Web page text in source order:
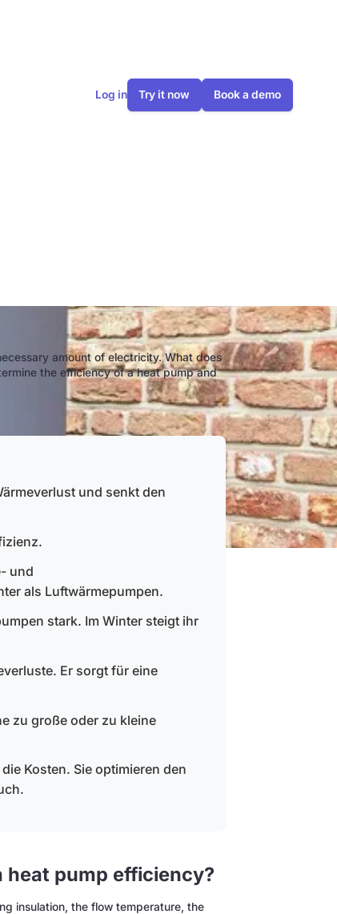
Log in Try it now Book a demo
amount of electricity. What does
the efficiency of a heat pump and
und senkt den
und
als Luftwärmepumpen.
stark. Im Winter steigt ihr
Er sorgt für eine
zu große oder zu kleine
Kosten. Sie optimieren den
pump efficiency?
insulation, the flow temperature, the